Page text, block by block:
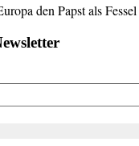
den Papst als